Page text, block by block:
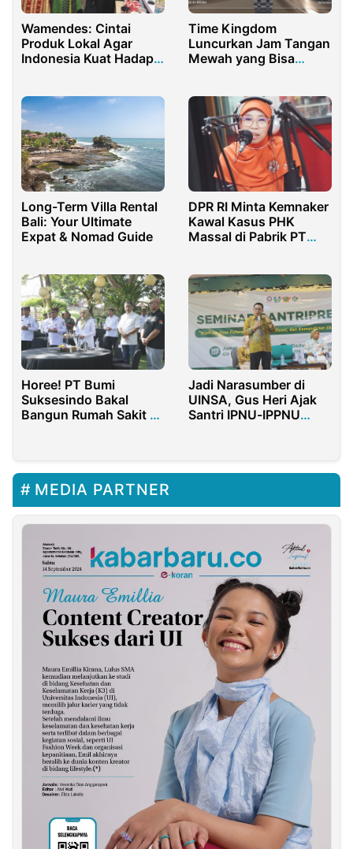
Wamendes: Cintai
Produk Lokal Agar
Indonesia Kuat Hadapi
Time Kingdom
Luncurkan Jam Tangan
Mewah yang Bisa
Long-Term Villa Rental
Bali: Your Ultimate
Expat & Nomad Guide
DPR RI Minta Kemnaker
Kawal Kasus PHK
Massal di Pabrik PT
Horee! PT Bumi
Suksesindo Bakal
Bangun Rumah Sakit di
Jadi Narasumber di
UINSA, Gus Heri Ajak
Santri IPNU-IPPNU
MEDIA PARTNER